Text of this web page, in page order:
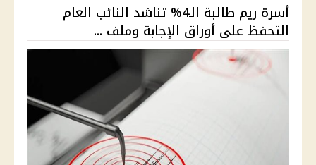
أسرة ريم طالبة الـ4% تناشد النائب العام
التحفظ على أوراق الإجابة وملف ...